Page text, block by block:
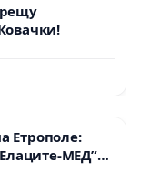
Етрополе:
МЕД”
всички